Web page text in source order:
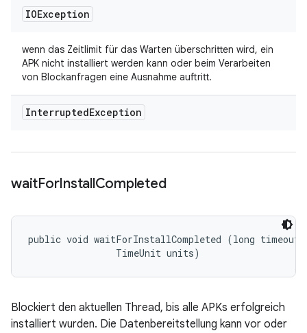
IOException
wenn das Zeitlimit für das Warten überschritten wird, ein
APK nicht installiert werden kann oder beim Verarbeiten
von Blockanfragen eine Ausnahme auftritt.
InterruptedException
waitForInstallCompleted
public void waitForInstallCompleted (long
                TimeUnit units)
Blockiert den aktuellen Thread, bis alle APKs erfolgreich
installiert wurden. Die Datenbereitstellung kann vor oder